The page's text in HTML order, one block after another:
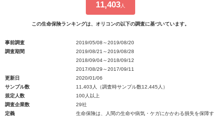
11,403 人
この生命保険ランキングは、オリコンの以下の調査に基づいています。
事前調査
2019/05/08～2019/08/20
調査期間
2019/08/21～2019/08/28
2018/09/04～2018/09/12
2017/08/29～2017/09/11
更新日
2020/01/06
サンプル数
11,403人（調査時サンプル数12,445人）
規定人数
100人以上
調査企業数
29社
定義
生命保険は、人間の生命や病気・ケガにかかわる損失を保障す